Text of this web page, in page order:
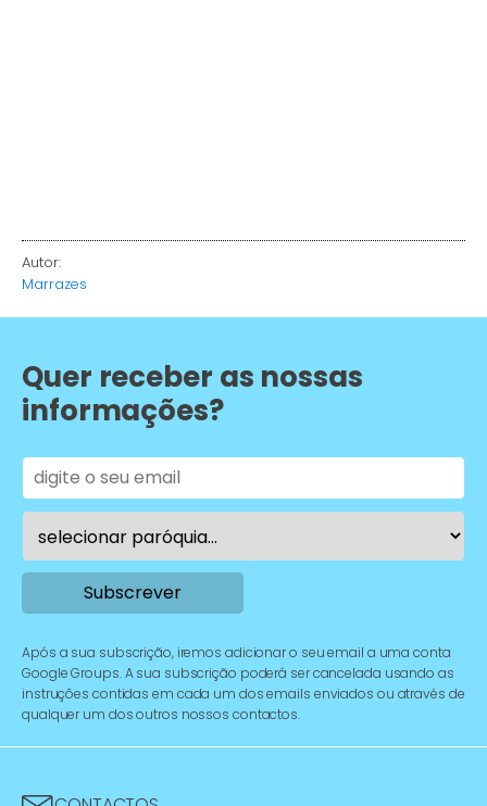
Autor:
Marrazes
Quer receber as nossas
informações?
Após a sua subscrição, iremos adicionar o seu email a uma conta
Google Groups. A sua subscrição poderá ser cancelada usando as
instruções contidas em cada um dos emails enviados ou através de
qualquer um dos outros nossos contactos.